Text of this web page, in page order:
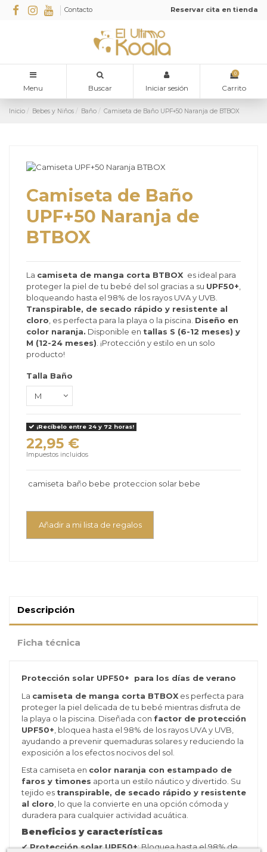
Contacto Reservar cita en tienda
Menu Buscar Iniciar sesión
0
Carrito
Inicio Bebes y Niños Baño Camiseta de Baño UPF+50 Naranja de BTBOX
Camiseta de Baño
UPF+50 Naranja de
BTBOX
La camiseta de manga corta BTBOX es ideal para
proteger la piel de tu bebé del sol gracias a su UPF50+
bloqueando hasta el 98% de los rayos UVA y UVB.
Transpirable, de secado rápido y resistente al
cloro , es perfecta para la playa o la piscina. Diseño en
color naranja. Disponible en tallas S (6-12 meses) y
M (12-24 meses) . ¡Protección y estilo en un solo
producto!
Talla Baño
¡Recíbelo entre 24 y 72 horas!
22,95 €
Impuestos incluidos
camiseta baño bebe proteccion solar bebe
Añadir a mi lista de regalos
Descripción
Ficha técnica
Protección solar UPF50+ para los días de verano
La camiseta de manga corta BTBOXes perfecta para
proteger la piel delicada de tu bebé mientras disfruta de
la playa o la piscina. Diseñada con factor de protección
UPF50+ , bloquea hasta el 98% de los rayos UVA y UVB,
ayudando a prevenir quemaduras solares y reduciendo la
exposición a los efectos nocivos del sol.
Esta camiseta en color naranja con estampado de
faros y timones aporta un estilo náutico y divertido. Su
tejido es transpirable, de secado rápido y resistente
al cloro , lo que la convierte en una opción cómoda y
duradera para cualquier actividad acuática.
Beneficios y características
✔Protección solar UPF50+: Bloquea hasta el 98% de